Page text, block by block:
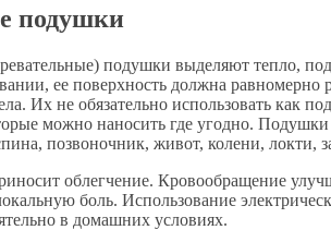
подушки
подушки выделяют тепло,
ее поверхность должна равномерно
Их не обязательно использовать как
можно наносить где угодно.
позвоночник, живот, колени, локти,
облегчение. Кровообращение
боль. Использование
в домашних условиях.